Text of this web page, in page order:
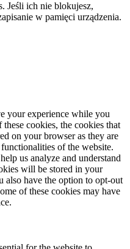
Jeśli ich nie blokujesz,
w pamięci urządzenia.
your experience while you
cookies, the cookies that
on your browser as they are
of the website.
us analyze and understand
will be stored in your
also have the option to opt-out
of these cookies may have